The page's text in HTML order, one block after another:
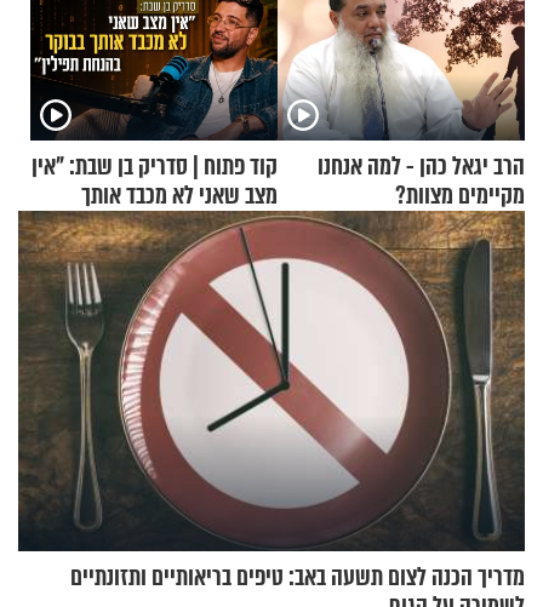
הרב יגאל כהן - למה אנחנו
מקיימים מצוות?
קוד פתוח | סדריק בן שבת: "אין
מצב שאני לא מכבד אותך
בבוקר בהנחת תפילין"
מדריך הכנה לצום תשעה באב: טיפים בריאותיים ותזונתיים